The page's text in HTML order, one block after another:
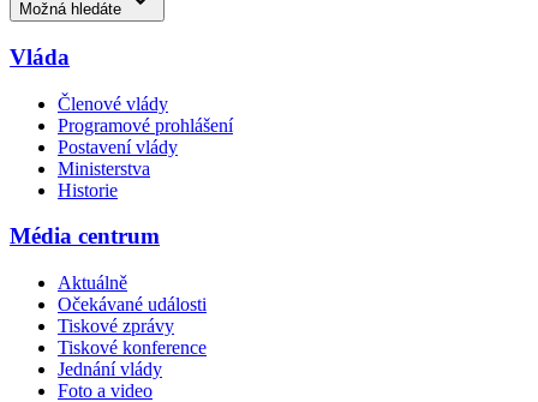
Možná hledáte
Vláda
Členové vlády
Programové prohlášení
Postavení vlády
Ministerstva
Historie
Média centrum
Aktuálně
Očekávané události
Tiskové zprávy
Tiskové konference
Jednání vlády
Foto a video